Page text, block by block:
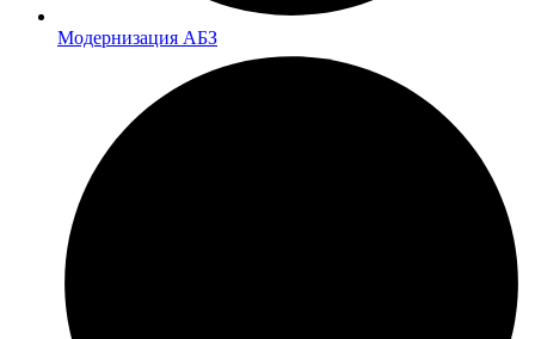
Модернизация АБЗ